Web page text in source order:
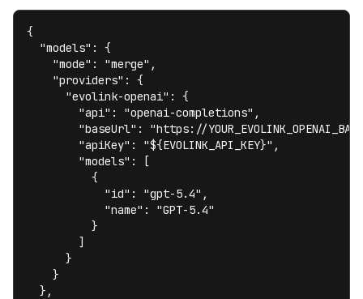
{
  "models": {
    "mode": "merge",
    "providers": {
      "evolink-openai": {
        "api": "openai-completions",
"baseUrl": "https://
        "apiKey": "${EVOLINK_API_KEY}",
        "models": [
          {
            "id": "gpt-5.4",
            "name": "GPT-5.4"
          }
        ]
      }
    }
  },